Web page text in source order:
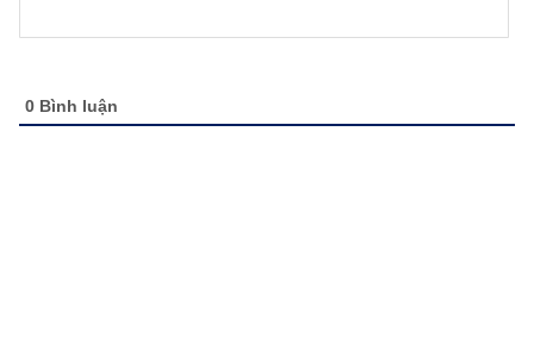
0 Bình luận